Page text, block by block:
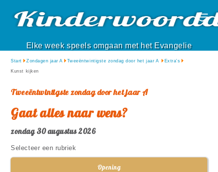
Elke week speels omgaan met het Evangelie
Start Zondagen jaar A Tweeëntwintigste zondag door het jaar A Extra's
Kunst kijken
Tweeëntwintigste zondag door het jaar A
Gaat alles naar wens?
zondag 30 augustus 2026
Selecteer een rubriek
Opening